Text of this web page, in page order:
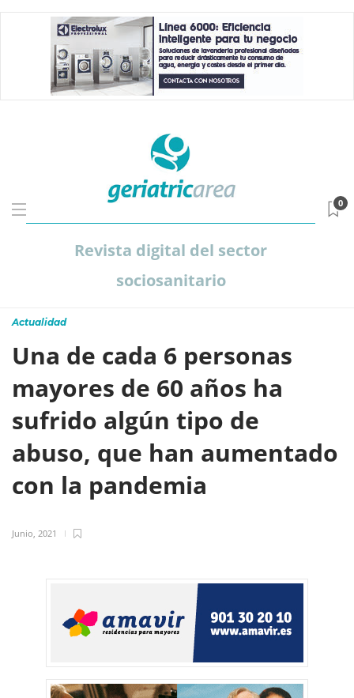
Revista digital del sector
sociosanitario
0
Actualidad
Una de cada 6 personas
mayores de 60 años ha
sufrido algún tipo de
abuso, que han aumentado
con la pandemia
Junio, 2021